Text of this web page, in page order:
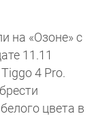
на «Озоне» с
11.11
4 Pro.
цвета в